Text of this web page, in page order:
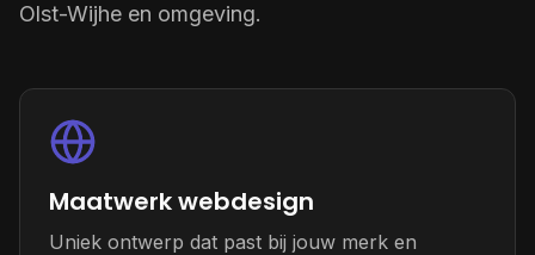
Olst-Wijhe en omgeving.
Maatwerk webdesign
Uniek ontwerp dat past bij jouw merk en